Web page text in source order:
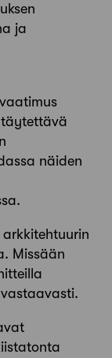
ja
näiden
arkkitehtuurin
Missään